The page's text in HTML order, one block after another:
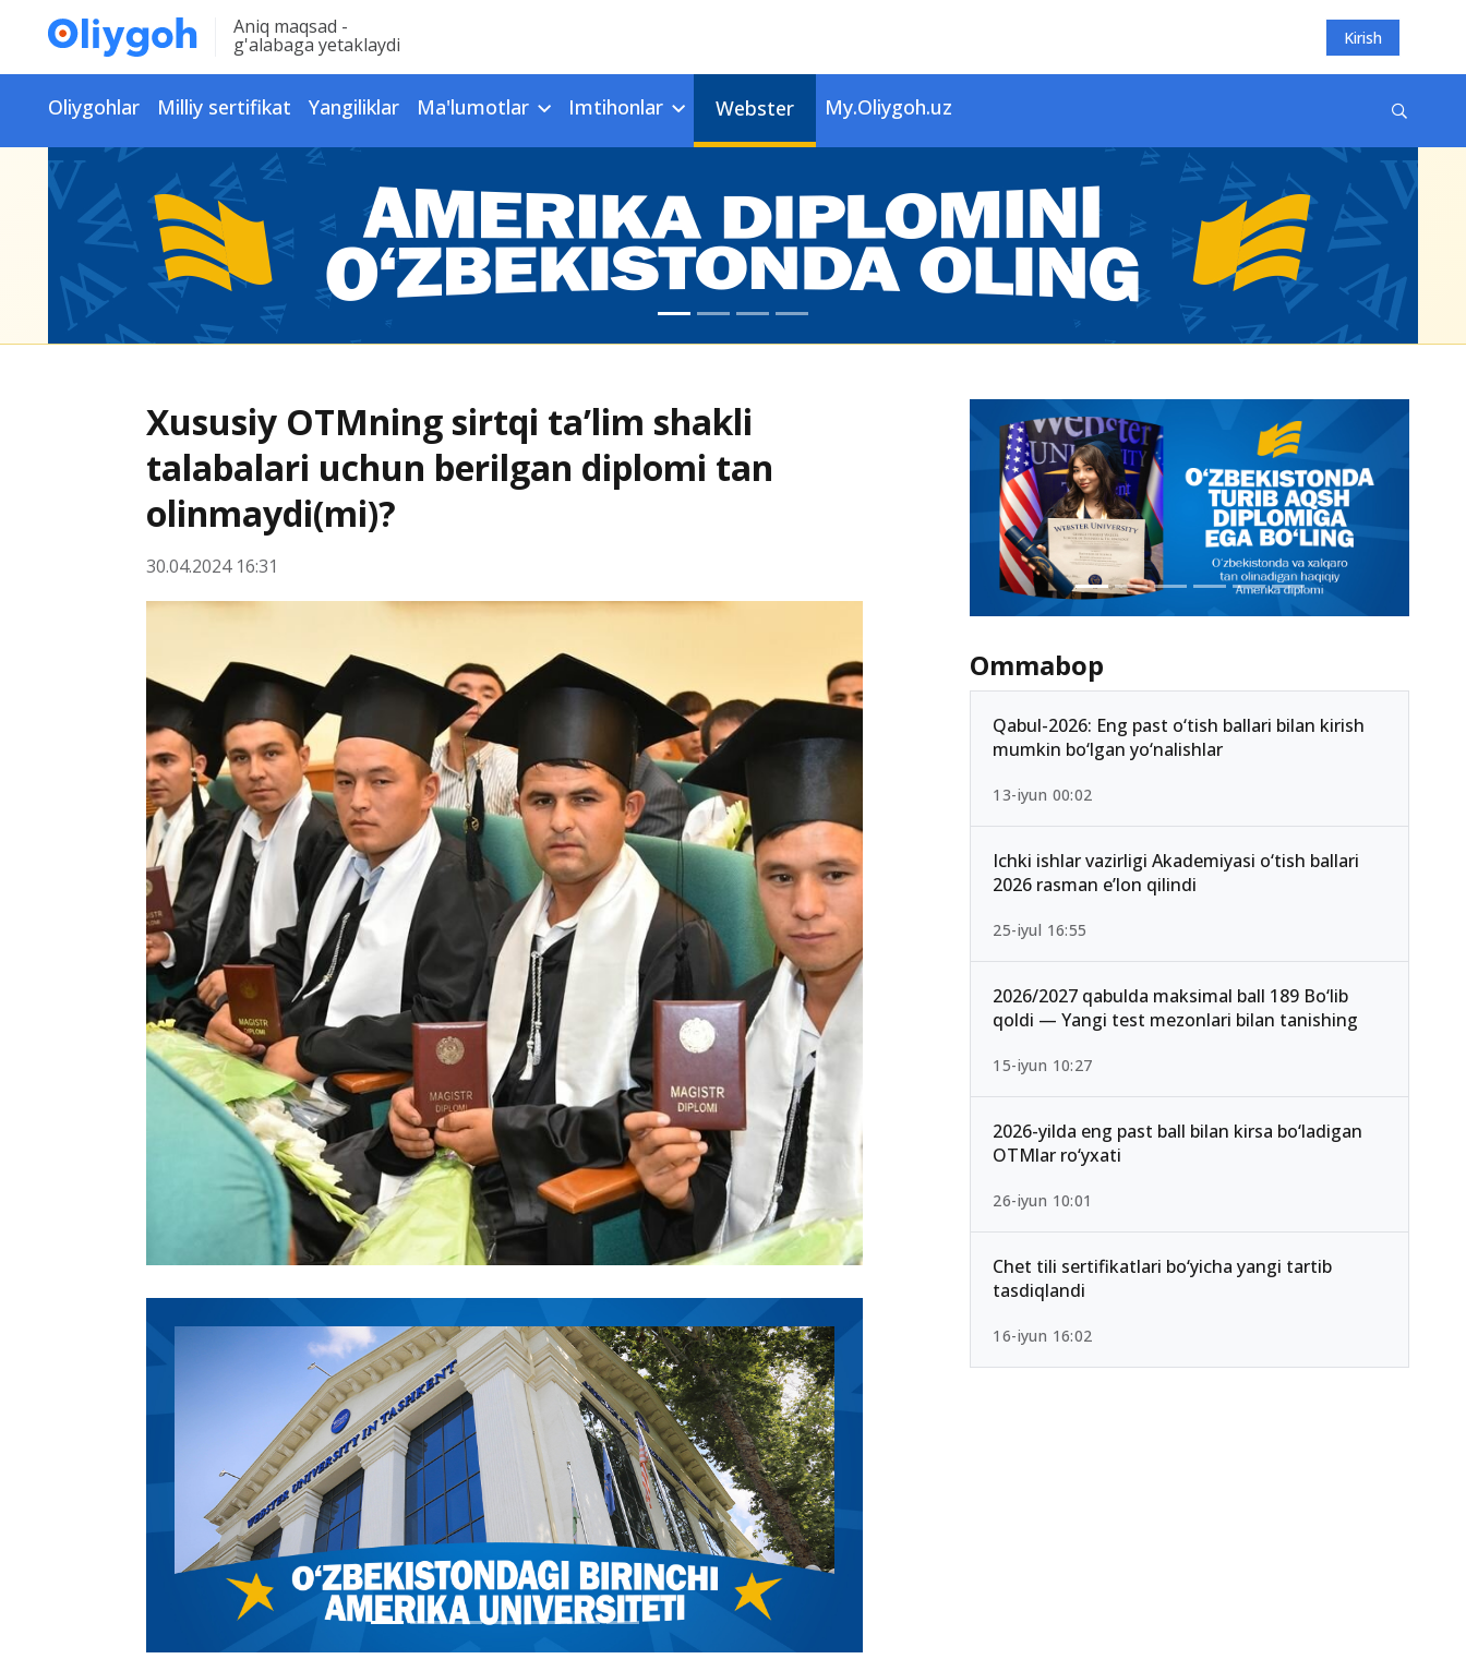
Aniq maqsad -
g'alabaga yetaklaydi Kirish
Oliygohlar Milliy sertifikat Yangiliklar Ma'lumotlar Imtihonlar Webster My.Oliygoh.uz
Xususiy OTMning sirtqi ta’lim shakli
talabalari uchun berilgan diplomi tan
olinmaydi(mi)?
30.04.2024 16:31
Ommabop
Qabul-2026: Eng past o‘tish ballari bilan kirish
mumkin bo‘lgan yo‘nalishlar
13-iyun 00:02
Ichki ishlar vazirligi Akademiyasi o‘tish ballari
2026 rasman e’lon qilindi
25-iyul 16:55
2026/2027 qabulda maksimal ball 189 Bo‘lib
qoldi — Yangi test mezonlari bilan tanishing
15-iyun 10:27
2026-yilda eng past ball bilan kirsa bo‘ladigan
OTMlar ro‘yxati
26-iyun 10:01
Chet tili sertifikatlari bo‘yicha yangi tartib
tasdiqlandi
16-iyun 16:02